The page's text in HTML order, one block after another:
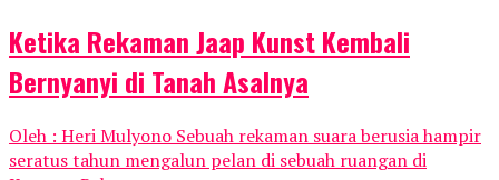
Ketika Rekaman Jaap Kunst Kembali
Bernyanyi di Tanah Asalnya
Oleh : Heri Mulyono Sebuah rekaman suara berusia hampir
seratus tahun mengalun pelan di sebuah ruangan di